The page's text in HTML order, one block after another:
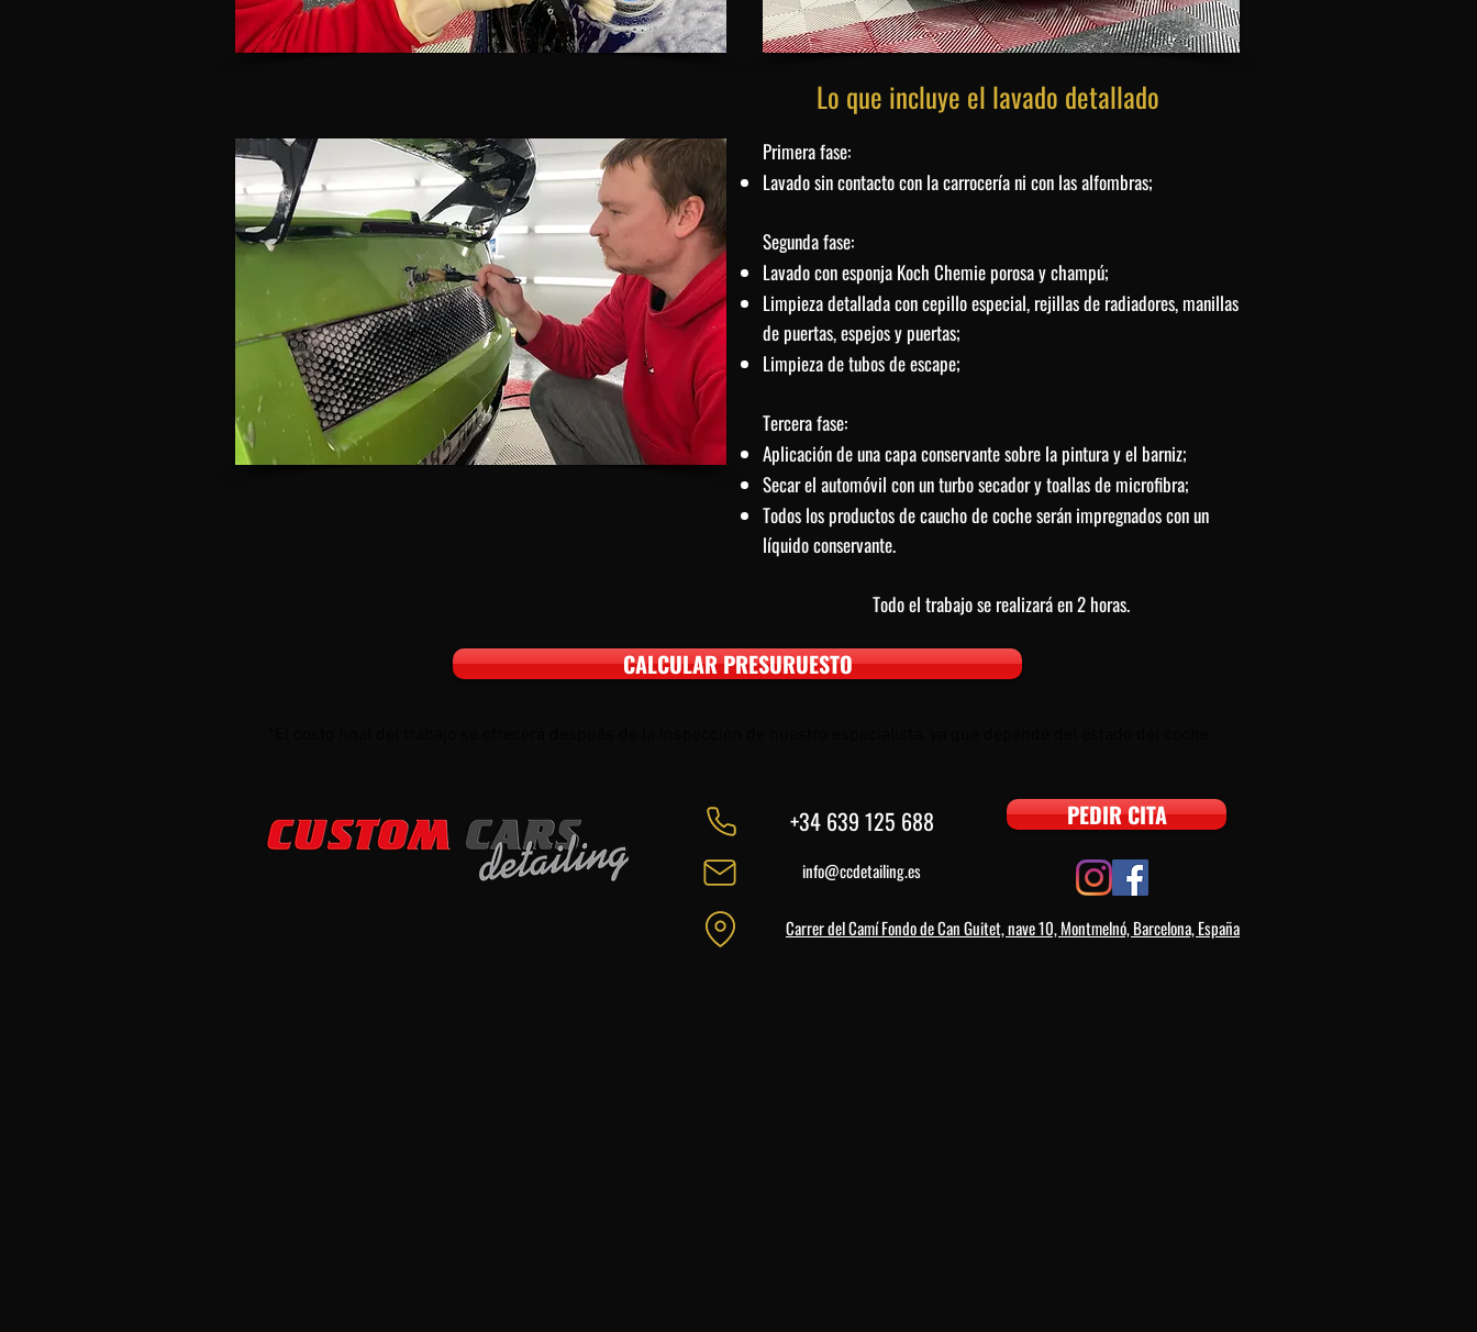
Lo que incluye el lavado detallado
Primera fase:
Lavado sin contacto con la carrocería ni con las alfombras;
Segunda fase:
Lavado con esponja Koch Chemie porosa y champú;
Limpieza detallada con cepillo especial, rejillas de radiadores, manillas
de puertas, espejos y puertas;
Limpieza de tubos de escape;
Tercera fase:
Aplicación de una capa conservante sobre la pintura y el barniz;
Secar el automóvil con un turbo secador y toallas de microfibra;
Todos los productos de caucho de coche serán impregnados con un
líquido conservante.
Todo el trabajo se realizará en 2 horas.
CALCULAR PRESURUESTO
+34 639 125 688
info@ccdetailing.es
PEDIR CITA
Carrer del Camí Fondo de Can Guitet, nave 10, Montmelnó, Barcelona, España